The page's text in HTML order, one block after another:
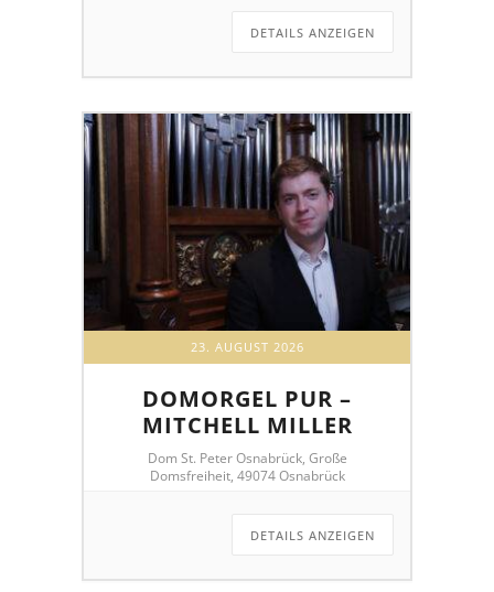
DETAILS ANZEIGEN
23. AUGUST 2026
DOMORGEL PUR –
MITCHELL MILLER
Dom St. Peter Osnabrück, Große
Domsfreiheit, 49074 Osnabrück
DETAILS ANZEIGEN